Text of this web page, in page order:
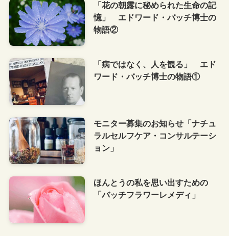
「花の朝露に秘められた生命の記
憶」 エドワード・バッチ博士の
物語②
「病ではなく、人を観る」 エド
ワード・バッチ博士の物語①
モニター募集のお知らせ「ナチュ
ラルセルフケア・コンサルテーシ
ョン」
ほんとうの私を思い出すための
「バッチフラワーレメディ」